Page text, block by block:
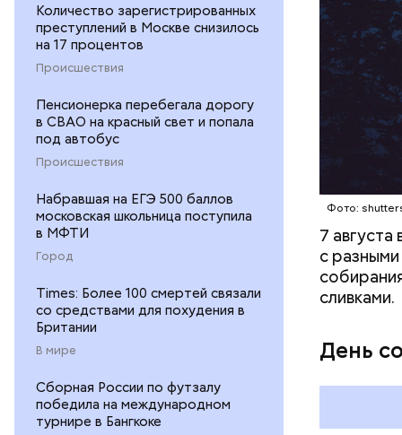
Количество зарегистрированных
преступлений в Москве снизилось
на 17 процентов
Происшествия
Пенсионерка перебегала дорогу
в СВАО на красный свет и попала
под автобус
Происшествия
Набравшая на ЕГЭ 500 баллов
московская школьница поступила
в МФТИ
Город
Times: Более 100 смертей связали
со средствами для похудения в
Британии
В мире
Сборная России по футзалу
победила на международном
турнире в Бангкоке
Фото:
7
с
сливками.
День
чеснок;
соль.